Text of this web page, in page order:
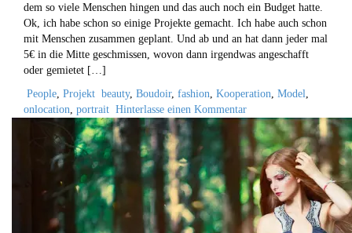
dem so viele Menschen hingen und das auch noch ein Budget hatte.
Ok, ich habe schon so einige Projekte gemacht. Ich habe auch schon
mit Menschen zusammen geplant. Und ab und an hat dann jeder mal
5€ in die Mitte geschmissen, wovon dann irgendwas angeschafft
oder gemietet […]
People Projekt beauty, Boudoir, fashion Kooperation Model
onlocation portrait Hinterlasse einen Kommentar